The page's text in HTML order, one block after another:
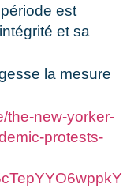
est
et sa
la mesure
the-new-yorker-
protests-